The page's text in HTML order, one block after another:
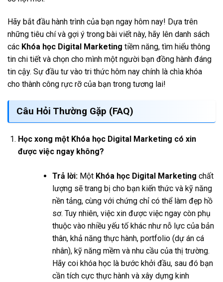
Hãy bắt đầu hành trình của bạn ngay hôm nay! Dựa trên
những tiêu chí và gợi ý trong bài viết này, hãy lên danh sách
các Khóa học Digital Marketing tiềm năng, tìm hiểu thông
tin chi tiết và chọn cho mình một người bạn đồng hành đáng
tin cậy. Sự đầu tư vào tri thức hôm nay chính là chìa khóa
cho thành công rực rỡ của bạn trong tương lai!
Câu Hỏi Thường Gặp (FAQ)
Học xong một Khóa học Digital Marketing có xin
được việc ngay không?
Trả lời:Một Khóa học Digital Marketing chất
lượng sẽ trang bị cho bạn kiến thức và kỹ năng
nền tảng, cùng với chứng chỉ có thể làm đẹp hồ
sơ. Tuy nhiên, việc xin được việc ngay còn phụ
thuộc vào nhiều yếu tố khác như nỗ lực của bản
thân, khả năng thực hành, portfolio (dự án cá
nhân), kỹ năng mềm và nhu cầu của thị trường.
Hãy coi khóa học là bước khởi đầu, sau đó bạn
cần tích cực thực hành và xây dựng kinh